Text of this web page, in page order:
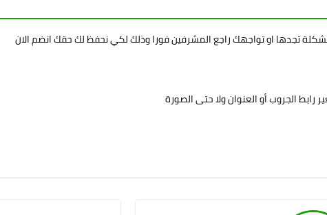
تجدها او تواجهك راجع المشرفين فورا وذلك لكي نحفظ لك حقك انضم الان
الجروب أو العنوان ولا حتى الصورة